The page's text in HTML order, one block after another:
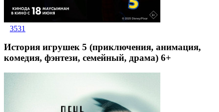
3531
История игрушек 5 (приключения, анимация,
комедия, фэнтези, семейный, драма) 6+